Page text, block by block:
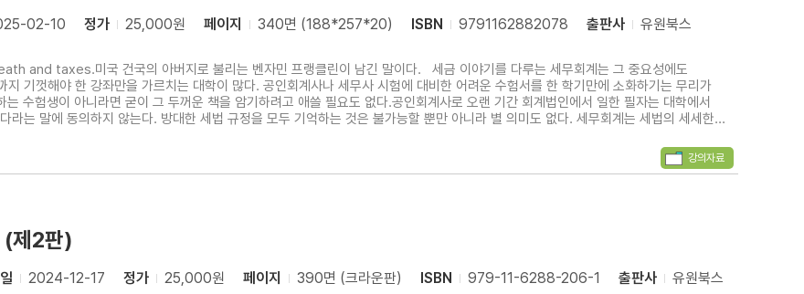
02-10 정가 25,000원 페이지 340면 (188*257*20) ISBN 9791162882078 출판사 유원북스
건국의 아버지로 불리는 벤자민 프랭클린이 남긴 말이다. 세금 이야기를 다루는 세무회계는 그 중요성에도
지 기껏해야 한 강좌만을 가르치는 대학이 많다. 공인회계사나 세무사 시험에 대비한 어려운 수험서를 한 학기만에 소화하기는 무리가
는 수험생이 아니라면 굳이 그 두꺼운 책을 암기하려고 애쓸 필요도 없다.공인회계사로 오랜 기간 회계법인에서 일한 필자는 대학에서
라는 말에 동의하지 않는다. 방대한 세법 규정을 모두 기억하는 것은 불가능할 뿐만 아니라 별 의미도 없다. 세무회계는 세법의 세세한
강의자료
(제2판)
2024-12-17 정가 25,000원 페이지 390면 (크라운판) ISBN 979-11-6288-206-1 출판사 유원북스